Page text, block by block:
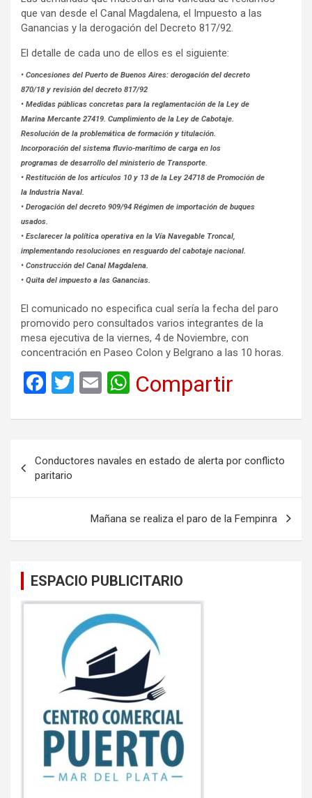
que van desde el Canal Magdalena, el Impuesto a las
Ganancias y la derogación del Decreto 817/92.
El detalle de cada uno de ellos es el siguiente:
• Concesiones del Puerto de Buenos Aires: derogación del decreto
870/18 y revisión del decreto 817/92
• Medidas públicas concretas para la reglamentación de la Ley de
Marina Mercante 27419. Cumplimiento de la Ley de Cabotaje.
Resolución de la problemática de formación y titulación.
Incorporación del sistema fluvio-marítimo de carga en los
programas de desarrollo del ministerio de Transporte.
• Restitución de los artículos 10 y 13 de la Ley 24718 de Promoción de
la Industria Naval.
• Derogación del decreto 909/94 Régimen de importación de buques
usados.
• Esclarecer la política operativa en la Vía Navegable Troncal,
implementando resoluciones en resguardo del cabotaje nacional.
• Construcción del Canal Magdalena.
• Quita del impuesto a las Ganancias.
El comunicado no especifica cual sería la fecha del paro
promovido pero consultados varios integrantes de la
mesa ejecutiva de la viernes, 4 de Noviembre, con
concentración en Paseo Colon y Belgrano a las 10 horas.
F
ce
b
o
o
T
tt
E
ail
W
at
A
p
p
Compartir
de
entradas
Conductores navales en estado de alerta por conflicto
paritario
Mañana se realiza el paro de la Fempinra
ESPACIO PUBLICITARIO